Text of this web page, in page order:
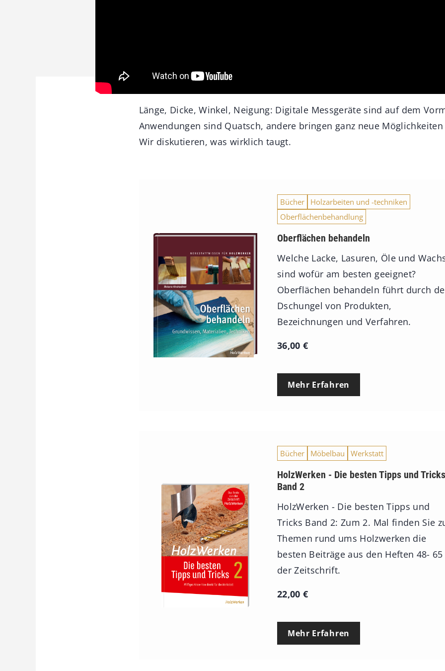
Länge, Dicke, Winkel, Neigung: Digitale Messgeräte sind auf dem
Anwendungen sind Quatsch, andere bringen ganz neue
Wir diskutieren, was wirklich taugt.
Bücher
Holzarbeiten und -techniken
Oberflächenbehandlung
Oberflächen behandeln
Welche Lacke, Lasuren, Öle und
sind wofür am besten geeignet?
Oberflächen behandeln führt durch
Dschungel von Produkten,
Bezeichnungen und Verfahren.
36,00 €
Mehr Erfahren
Bücher Möbelbau Werkstatt
HolzWerken - Die besten Tipps und Tricks
Band 2
HolzWerken - Die besten Tipps und
Tricks Band 2: Zum 2. Mal finden Sie
Themen rund ums Holzwerken die
besten Beiträge aus den Heften 48- 65
der Zeitschrift.
22,00 €
Mehr Erfahren